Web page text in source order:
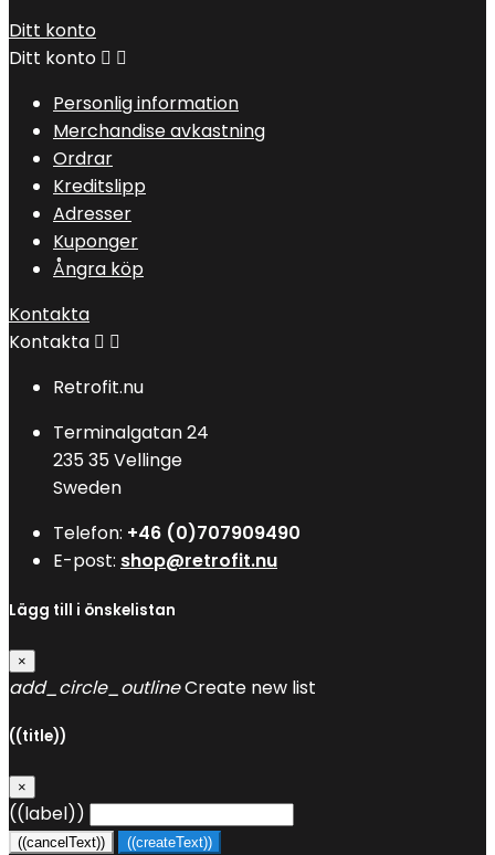
Ditt konto
Ditt konto  
Personlig information
Merchandise avkastning
Ordrar
Kreditslipp
Adresser
Kuponger
Ångra köp
Kontakta
Kontakta  
Retrofit.nu
Terminalgatan 24
235 35 Vellinge
Sweden
Telefon: +46 (0)707909490
E-post: shop@retrofit.nu
Lägg till i önskelistan
×
add_circle_outlineCreate new list
((title))
×
((label))
((cancelText)) ((createText))